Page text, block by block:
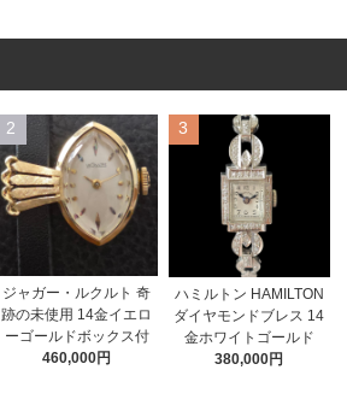
2
ジャガー・ルクルト 奇
跡の未使用 14金イエロ
ーゴールドボックス付
460,000円
3
ハミルトン HAMILTON
ダイヤモンドブレス 14
金ホワイトゴールド
380,000円